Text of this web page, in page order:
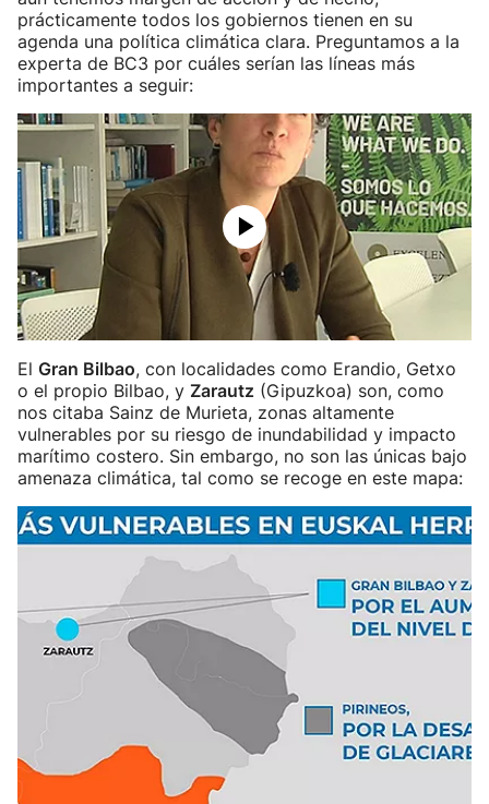
prácticamente todos los gobiernos tienen en su
agenda una política climática clara. Preguntamos a la
experta de BC3 por cuáles serían las líneas más
importantes a seguir:
El Gran Bilbao, con localidades como Erandio, Getxo
o el propio Bilbao, y Zarautz (Gipuzkoa) son, como
nos citaba Sainz de Murieta, zonas altamente
vulnerables por su riesgo de inundabilidad y impacto
marítimo costero. Sin embargo, no son las únicas bajo
amenaza climática, tal como se recoge en este mapa: